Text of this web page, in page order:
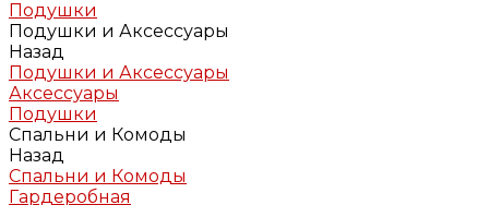
Подушки
Подушки и Аксессуары
Назад
Подушки и Аксессуары
Аксессуары
Подушки
Спальни и Комоды
Назад
Спальни и Комоды
Гардеробная